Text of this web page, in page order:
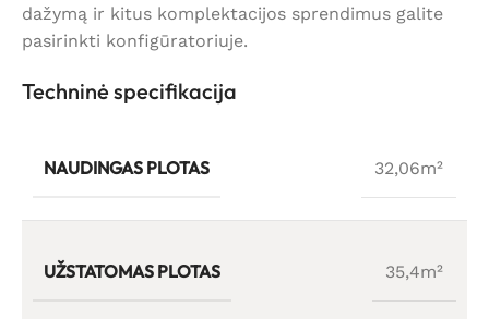
dažymą ir kitus komplektacijos sprendimus galite
pasirinkti konfigūratoriuje.
Techninė specifikacija
NAUDINGAS PLOTAS 32,06m²
UŽSTATOMAS PLOTAS 35,4m²